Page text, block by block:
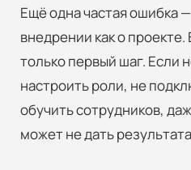
Ещё одна частая ошибка
внедрении как о
только первый шаг. Если
настроить роли, не
обучить сотрудников,
может не дать